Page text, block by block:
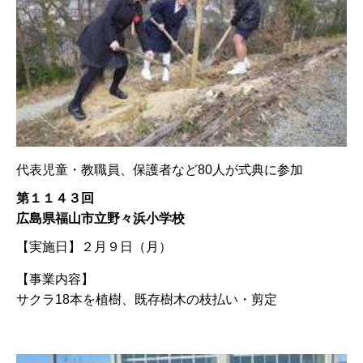
代表児童・教職員、保護者など80人が式典に参加
第１１４３回
広島県福山市立野々浜小学校
【実施日】 ２月９日（月）
【事業内容】
サクラ18本を植樹、既存樹木の枝払い・剪定